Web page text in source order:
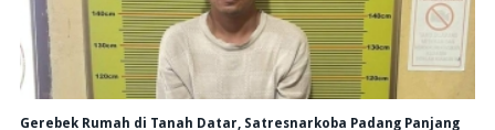
Gerebek Rumah di Tanah Datar, Satresnarkoba Padang Panjang